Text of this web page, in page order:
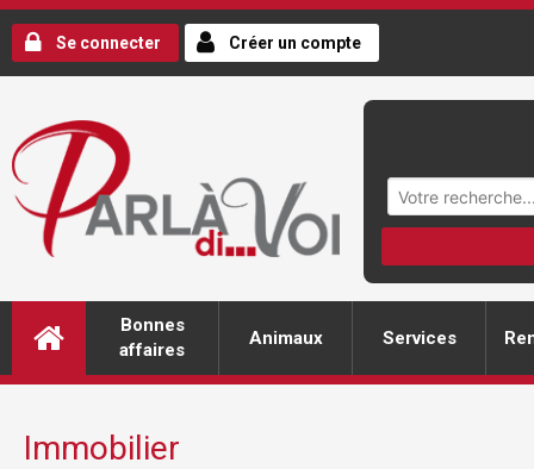
Se connecter Créer un compte
Bonnes
affaires
Animaux Services
Immobilier